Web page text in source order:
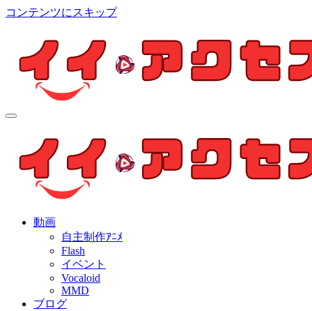
コンテンツにスキップ
個人制作アニメを中心とした動画紹介ブログ
動画
自主制作ｱﾆﾒ
Flash
イベント
Vocaloid
MMD
ブログ